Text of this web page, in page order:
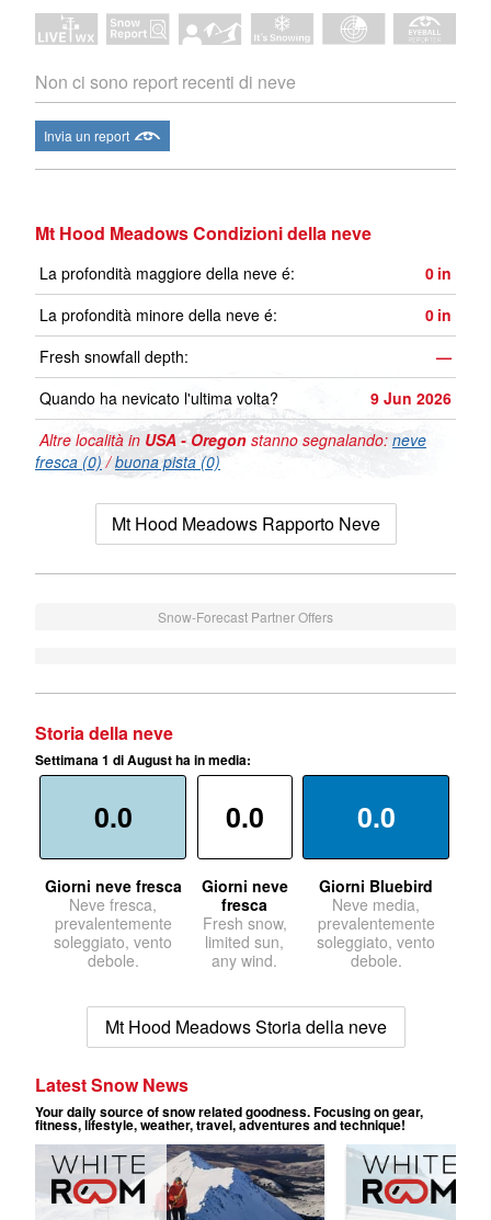
Non ci sono report recenti di neve
Invia un report
Mt Hood Meadows Condizioni della neve
La profondità maggiore della neve é: 0 in
La profondità minore della neve é:
0 in
Fresh snowfall depth:
—
Quando ha nevicato l'ultima volta?
9 Jun 2026
Altre località in USA - Oregon stanno segnalando: neve
fresca (0)/buona pista (0)
Mt Hood Meadows Rapporto Neve
Snow-Forecast Partner Offers
Storia della neve
Settimana 1 di August ha in media:
0.0
Giorni neve fresca
Neve fresca,
prevalentemente
soleggiato, vento
debole.
0.0
Giorni neve
fresca
Fresh snow,
limited sun,
any wind.
0.0
Giorni Bluebird
Neve media,
prevalentemente
soleggiato, vento
debole.
Mt Hood Meadows Storia della neve